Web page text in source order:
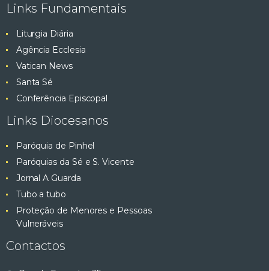
Links Fundamentais
Liturgia Diária
Agência Ecclesia
Vatican News
Santa Sé
Conferência Episcopal
Links Diocesanos
Paróquia de Pinhel
Paróquias da Sé e S. Vicente
Jornal A Guarda
Tubo a tubo
Proteção de Menores e Pessoas
Vulneráveis
Contactos